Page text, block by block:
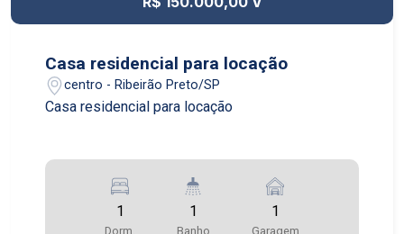
Casa residencial para locação
centro - Ribeirão Preto/SP
Casa residencial para locação
1
Dorm.
1
Banho
1
Garagem